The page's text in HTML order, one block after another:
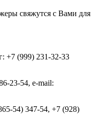
свяжутся с Вами для
+7 (999) 231-32-33
23-54, e-mail:
54) 347-54, +7 (928)